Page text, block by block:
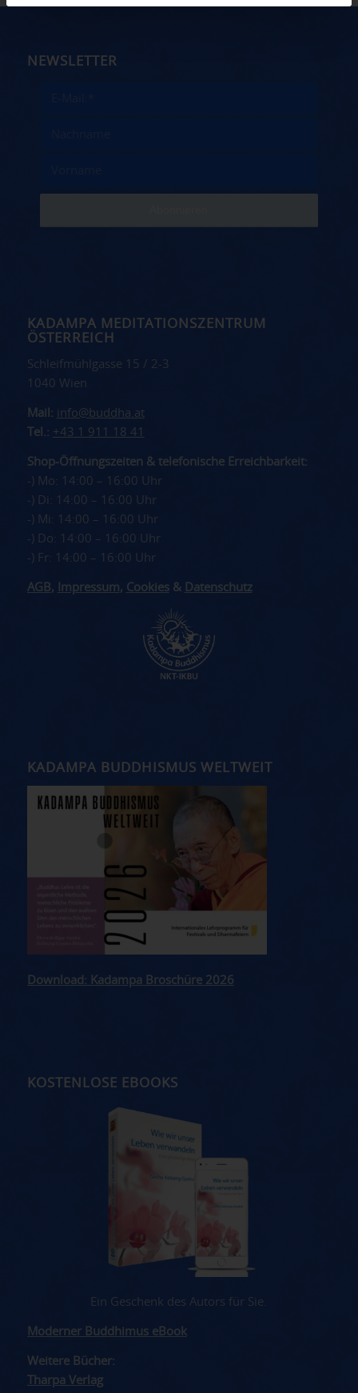
NEWSLETTER
KADAMPA MEDITATIONSZENTRUM
ÖSTERREICH
Schleifmühlgasse 15 / 2-3
1040 Wien
Mail: info@buddha.at
Tel.: +43 1 911 18 41
Shop-Öffnungszeiten & telefonische Erreichbarkeit:
-) Mo: 14:00 – 16:00 Uhr
-) Di: 14:00 – 16:00 Uhr
-) Mi: 14:00 – 16:00 Uhr
-) Do: 14:00 – 16:00 Uhr
-) Fr: 14:00 – 16:00 Uhr
AGB , Impressum, Cookies& Datenschutz
KADAMPA BUDDHISMUS WELTWEIT
Download: Kadampa Broschüre 2026
KOSTENLOSE EBOOKS
Ein Geschenk des Autors für Sie.
Moderner Buddhimus eBook
Weitere Bücher:
Tharpa Verlag